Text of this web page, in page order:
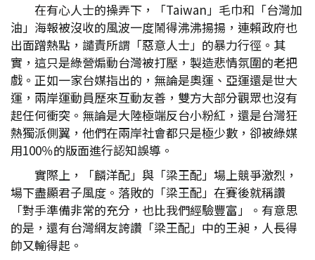
在有心人士的操弄下，「Taiwan」毛巾和「台灣加
油」海報被沒收的風波一度鬧得沸沸揚揚，連賴政府也
出面蹭熱點，譴責所謂「惡意人士」的暴力行徑。其
實，這只是綠營煽動台灣被打壓，製造悲情氛圍的老把
戲。正如一家台媒指出的，無論是奧運、亞運還是世大
運，兩岸運動員歷來互動友善，雙方大部分觀眾也沒有
起任何衝突。無論是大陸極端反台小粉紅，還是台灣狂
熱獨派側翼，他們在兩岸社會都只是極少數，卻被綠媒
用100％的版面進行認知誤導。
實際上，「麟洋配」與「梁王配」場上競爭激烈，
場下盡顯君子風度。落敗的「梁王配」在賽後就稱讚
「對手準備非常的充分，也比我們經驗豐富」。有意思
的是，還有台灣網友誇讚「梁王配」中的王昶，人長得
帥又輸得起。